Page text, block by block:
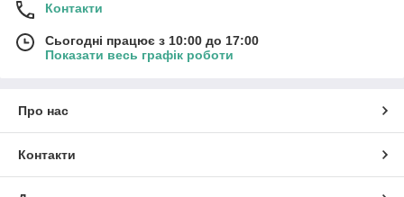
Контакти
Сьогодні працює з 10:00 до 17:00
Показати весь графік роботи
Про нас
Контакти